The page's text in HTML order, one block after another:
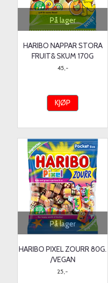
På lager
HARIBO NAPPAR STORA
FRUIT& SKUM 170G
45,-
KJØP
På lager
HARIBO PIXEL ZOURR 80G.
/VEGAN
25,-